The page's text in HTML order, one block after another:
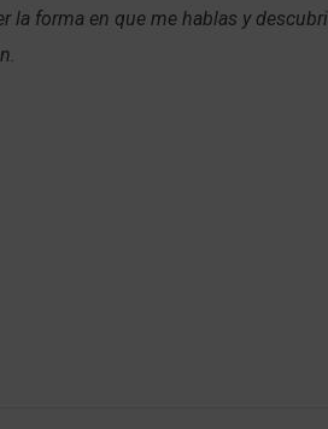
la forma en que me hablas y